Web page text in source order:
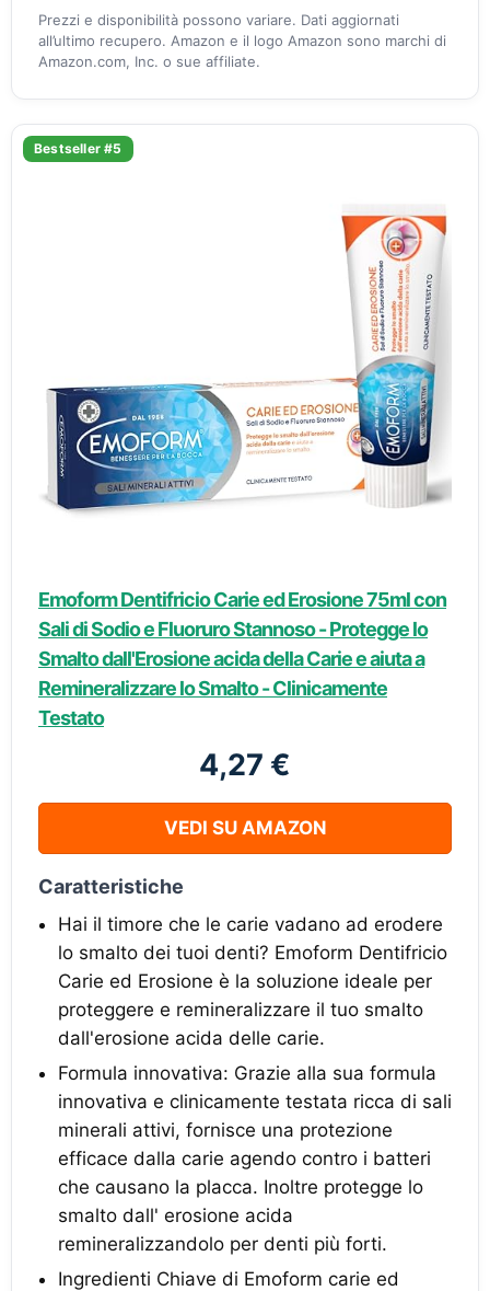
Prezzi e disponibilità possono variare. Dati aggiornati
all’ultimo recupero. Amazon e il logo Amazon sono marchi di
Amazon.com, Inc. o sue affiliate.
Bestseller #5
Emoform Dentifricio Carie ed Erosione 75ml con
Sali di Sodio e Fluoruro Stannoso - Protegge lo
Smalto dall'Erosione acida della Carie e aiuta a
Remineralizzare lo Smalto - Clinicamente
Testato
4,27 €
VEDI SU AMAZON
Caratteristiche
Hai il timore che le carie vadano ad erodere
lo smalto dei tuoi denti? Emoform Dentifricio
Carie ed Erosione è la soluzione ideale per
proteggere e remineralizzare il tuo smalto
dall'erosione acida delle carie.
Formula innovativa: Grazie alla sua formula
innovativa e clinicamente testata ricca di sali
minerali attivi, fornisce una protezione
efficace dalla carie agendo contro i batteri
che causano la placca. Inoltre protegge lo
smalto dall' erosione acida
remineralizzandolo per denti più forti.
Ingredienti Chiave di Emoform carie ed